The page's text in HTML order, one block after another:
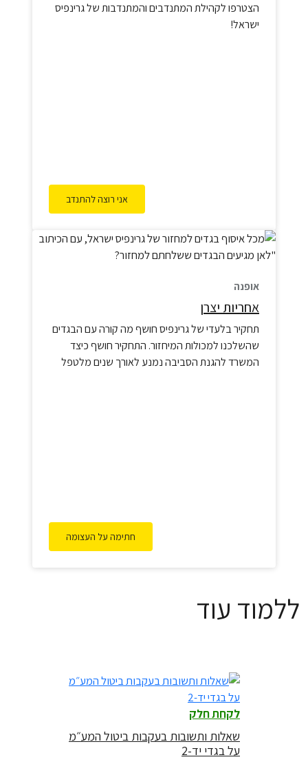
הצטרפו לקהילת המתנדבים והמתנדבות של גרינפיס
ישראל!
אני רוצה להתנדב
אופנה
אחריות יצרן
תחקיר בלעדי של גרינפיס חושף מה קורה עם הבגדים
שהשלכנו למכולות המיחזור. התחקיר חושף כיצד
המשרד להגנת הסביבה נמנע לאורך שנים מלטפל
חתימה על העצומה
ללמוד עוד
לקחת חלק
שאלות ותשובות בעקבות ביטול המע״מ
על בגדי יד-2